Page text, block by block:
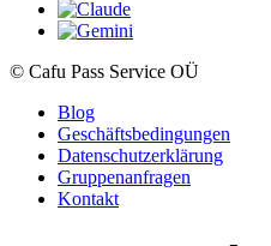
© Cafu Pass Service OÜ
Blog
Geschäftsbedingungen
Datenschutzerklärung
Gruppenanfragen
Kontakt